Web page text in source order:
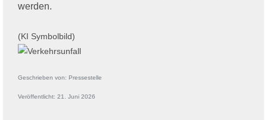
werden.
(KI Symbolbild)
Geschrieben von: Pressestelle
Veröffentlicht: 21. Juni 2026